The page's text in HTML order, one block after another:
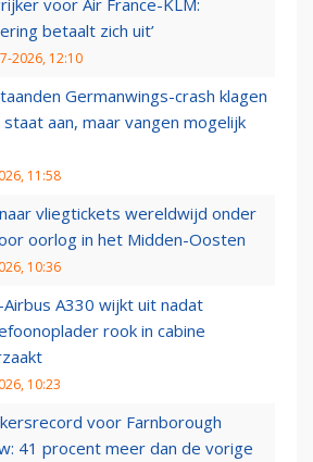
voor Air France-KLM:
betaalt zich uit’
2026, 12:10
Germanwings-crash klagen
aan, maar vangen mogelijk
11:58
vliegtickets wereldwijd onder
oorlog in het Midden-Oosten
10:36
Airbus A330 wijkt uit nadat
rook in cabine
10:23
voor Farnborough
41 procent meer dan de vorige